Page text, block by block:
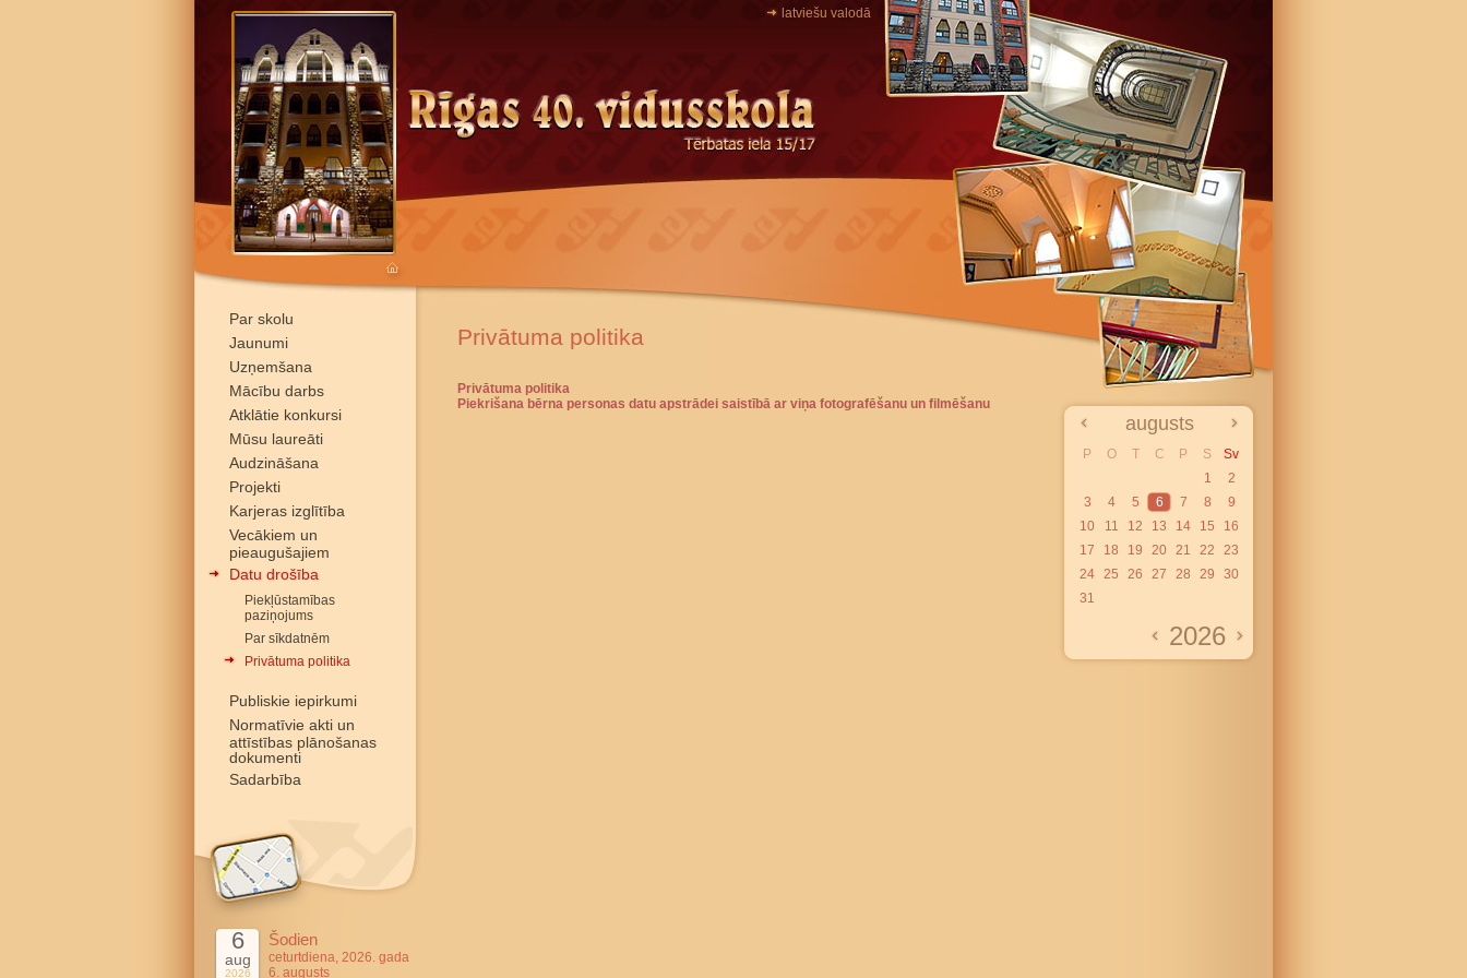
latviešu valodā
Par skolu
Jaunumi
Uzņemšana
Mācību darbs
Atklātie konkursi
Mūsu laureāti
Audzināšana
Projekti
Karjeras izglītība
Vecākiem un
pieaugušajiem
Datu drošība
Piekļūstamības
paziņojums
Par sīkdatnēm
Privātuma politika
Publiskie iepirkumi
Normatīvie akti un
attīstības plānošanas
dokumenti
Sadarbība
6
aug
2026
Šodien
ceturtdiena, 2026. gada
6. augusts
Privātuma politika
Privātuma politika
Piekrišana bērna personas datu apstrādei saistībā ar viņa fotografēšanu un filmēšanu
augusts
P O T C P S
Sv
1
2
3
4 5 6 7 8
9
10
11 12 13 14 15
16
17
18 19 20 21 22
23
24 25 26 27 28 29
30
31
2026